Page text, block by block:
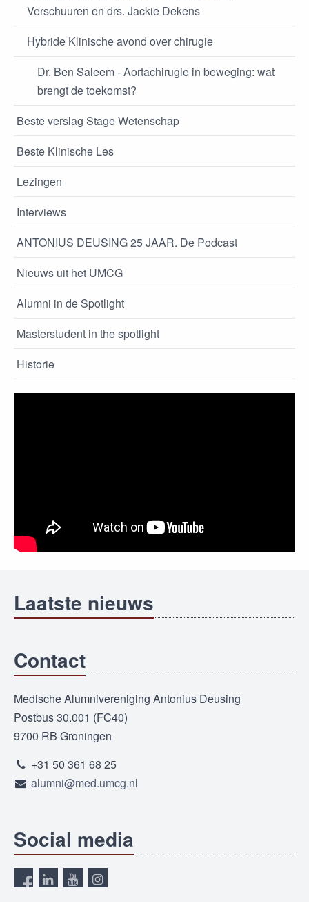
Verschuuren en drs. Jackie Dekens
Hybride Klinische avond over chirugie
Dr. Ben Saleem - Aortachirugie in beweging: wat
brengt de toekomst?
Beste verslag Stage Wetenschap
Beste Klinische Les
Lezingen
Interviews
ANTONIUS DEUSING 25 JAAR. De Podcast
Nieuws uit het UMCG
Alumni in de Spotlight
Masterstudent in the spotlight
Historie
Laatste nieuws
Contact
Medische Alumnivereniging Antonius Deusing
Postbus 30.001 (FC40)
9700 RB Groningen
+31 50 361 68 25
alumni@med.umcg.nl
Social media